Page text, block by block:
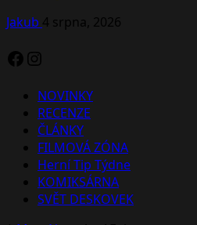
Jakub 4 srpna, 2026
Facebook
Instagram
NOVINKY
RECENZE
ČLÁNKY
FILMOVÁ ZÓNA
Herní Tip Týdne
KOMIKSÁRNA
SVĚT DESKOVEK